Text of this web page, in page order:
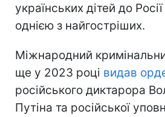
українських дітей до
однією з найгостріших.
Міжнародний
ще у 2023 році видав
російського диктарора
Путіна та російської